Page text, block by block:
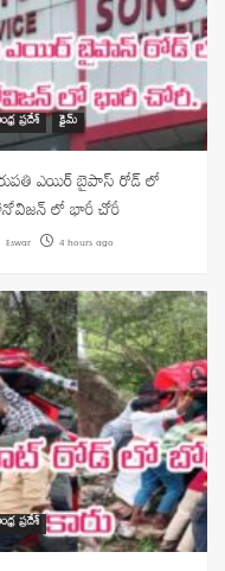
ప్రదేశ్ క్రైమ్
ఎయిర్ బైపాస్ రోడ్ లో
లో భారీ చోరీ
Eswar 4 hours ago
ప్రదేశ్